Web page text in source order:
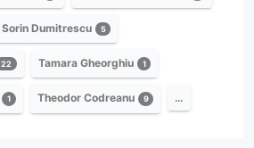
Sorin Dumitrescu 5
22 Tamara Gheorghiu 1
1 Theodor Codreanu 9 …